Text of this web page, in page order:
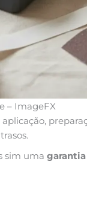
– ImageFX
sim uma